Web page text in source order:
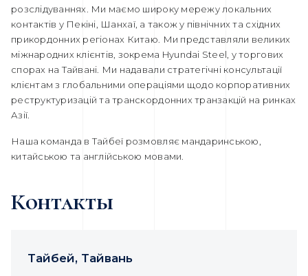
розслідуваннях. Ми маємо широку мережу локальних
контактів у Пекіні, Шанхаї, а також у північних та східних
прикордонних регіонах Китаю. Ми представляли великих
міжнародних клієнтів, зокрема Hyundai Steel, у торгових
спорах на Тайвані. Ми надавали стратегічні консультації
клієнтам з глобальними операціями щодо корпоративних
реструктуризацій та транскордонних транзакцій на ринках
Азії.
Наша команда в Тайбеї розмовляє мандаринською,
китайською та англійською мовами.
Контакты
Тайбей, Тайвань